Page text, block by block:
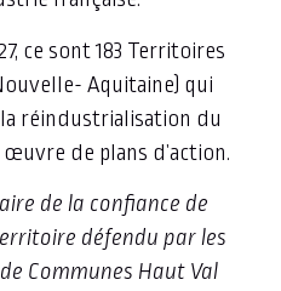
ce sont 183 Territoires
Aquitaine) qui
réindustrialisation du
de plans d’action.
de la confiance de
défendu par les
Communes Haut Val